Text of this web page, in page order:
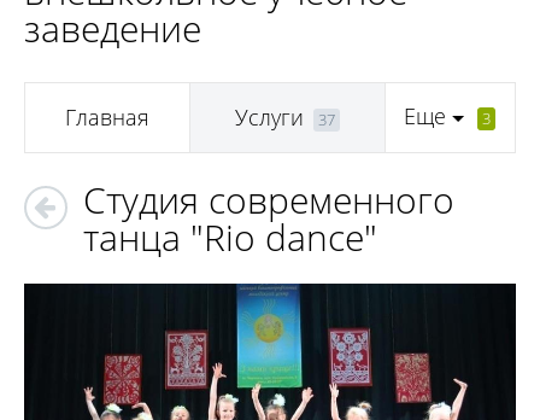
заведение
Главная Услуги 37 Еще 3
Студия современного
танца "Rio dance"